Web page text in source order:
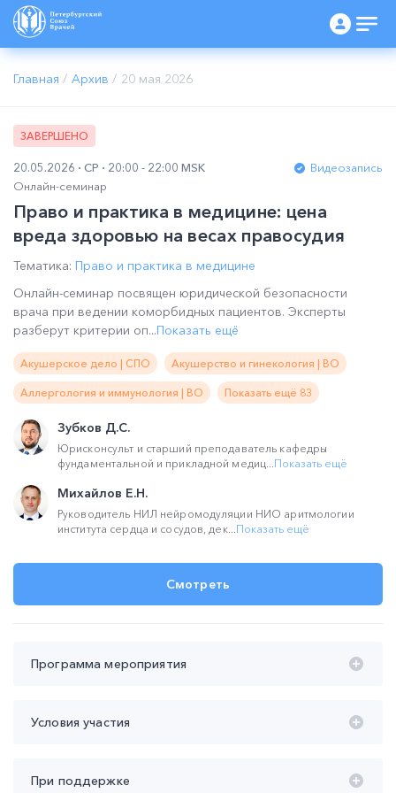
Главная / Архив / 20 мая 2026
ЗАВЕРШЕНО
20.05.2026 СР 20:00 - 22:00 MSK
Видеозапись
Онлайн-семинар
Право и практика в медицине: цена
вреда здоровью на весах правосудия
Тематика: Право и практика в медицине
Онлайн-семинар посвящен юридической безопасности
врача при ведении коморбидных пациентов. Эксперты
разберут критерии оп...Показать ещё
Акушерское дело | СПО Акушерство и гинекология | ВО
Аллергология и иммунология | ВО Показать ещё 83
Зубков Д.С.
Юрисконсульт и старший преподаватель кафедры
фундаментальной и прикладной медиц...Показать ещё
Михайлов Е.Н.
Руководитель НИЛ нейромодуляции НИО аритмологии
института сердца и сосудов, дек...Показать ещё
Смотреть
Программа мероприятия
Зубков Дмитрий Сергеевич
Условия участия
Продолжительность участия
При поддержке